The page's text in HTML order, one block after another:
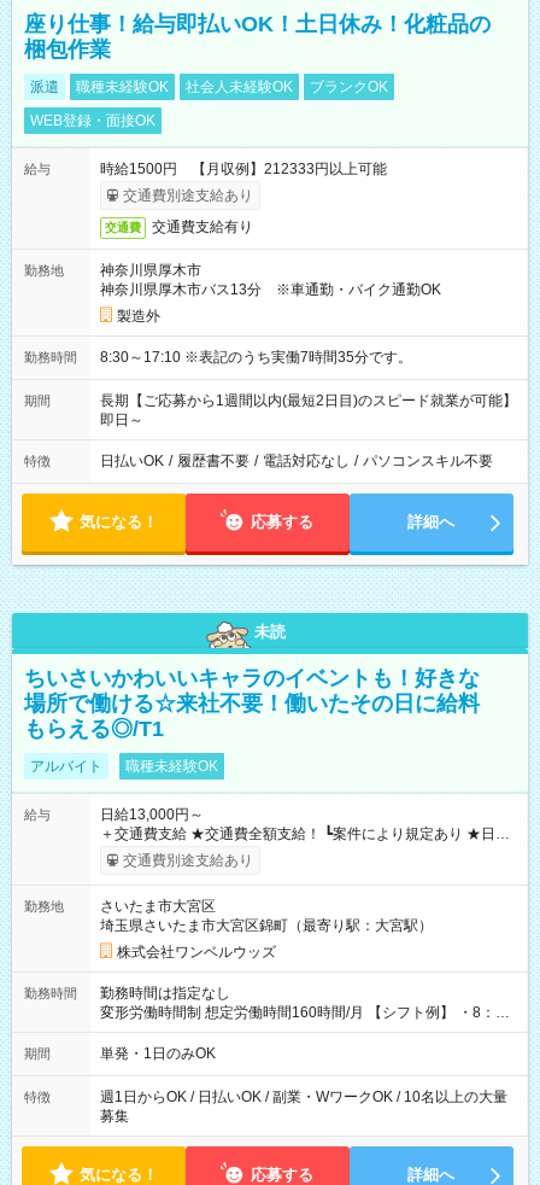
座り仕事！給与即払いOK！土日休み！化粧品の
梱包作業
派遣 職種未経験OK 社会人未経験OK
ブランクOK
WEB登録・面接OK
給与
時給1500円 【月収例】212333円以上可能
交通費別途支給あり
交通費 交通費支給有り
勤務地
神奈川県厚木市
神奈川県厚木市バス13分 ※車通勤・バイク通勤OK
製造外
勤務時間 8:30～17:10 ※表記のうち実働7時間35分です。
期間
長期【ご応募から1週間以内(最短2日目)のスピード就業が可能】
即日～
特徴 日払いOK / 履歴書不要 / 電話対応なし / パソコンスキル不要
気になる！ 応募する 詳細へ
未読
ちいさいかわいいキャラのイベントも！好きな
場所で働ける☆来社不要！働いたその日に給料
もらえる◎/T1
アルバイト 職種未経験OK
給与
日給13,000円～
＋交通費支給 ★交通費全額支給！ ┗案件により規定あり ★日払
いOK！（規定あり） ┗働いたその日に現金GET♪ お仕事後はコ
ンビニATMから 日払い分を引き落とせます！ 【試用期間】試
交通費別途支給あり
勤務地
さいたま市大宮区
埼玉県さいたま市大宮区錦町（最寄り駅：大宮駅）
株式会社ワンベルウッズ
勤務時間
勤務時間は指定なし
変形労働時間制 想定労働時間160時間/月 【シフト例】 ・8：00
～21：00
期間 単発・1日のみOK
特徴
週1日からOK / 日払いOK / 副業・WワークOK / 10名以上の大量
募集
気になる！ 応募する 詳細へ